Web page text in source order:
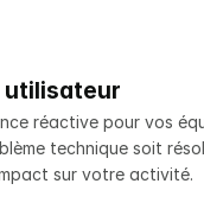
utilisateur
réactive pour vos
technique soit
sur votre activité.